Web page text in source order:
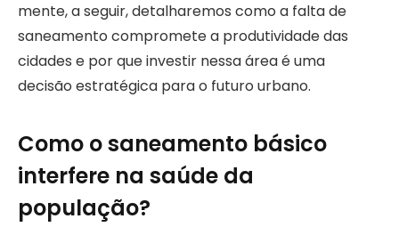
mente, a seguir, detalharemos como a falta de
saneamento compromete a produtividade das
cidades e por que investir nessa área é uma
decisão estratégica para o futuro urbano.
Como o saneamento básico
interfere na saúde da
população?